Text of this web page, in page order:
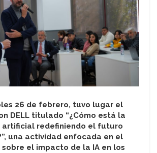
26 de febrero, tuvo lugar el
DELL titulado “¿Cómo está la
artificial redefiniendo el futuro
una actividad enfocada en el
el impacto de la IA en los